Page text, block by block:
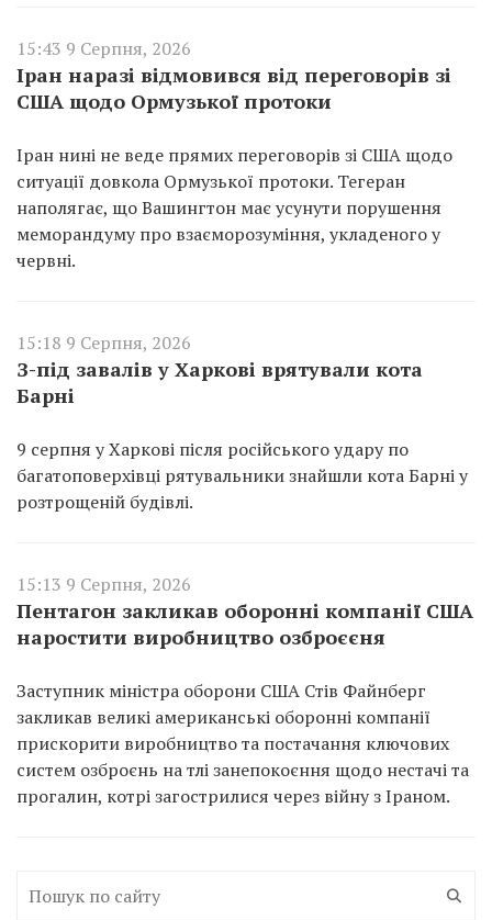
15:43 9 Серпня, 2026
Іран наразі відмовився від переговорів зі
США щодо Ормузької протоки
Іран нині не веде прямих переговорів зі США щодо
ситуації довкола Ормузької протоки. Тегеран
наполягає, що Вашингтон має усунути порушення
меморандуму про взаєморозуміння, укладеного у
червні.
15:18 9 Серпня, 2026
З-під завалів у Харкові врятували кота
Барні
9 серпня у Харкові після російського удару по
багатоповерхівці рятувальники знайшли кота Барні у
розтрощеній будівлі.
15:13 9 Серпня, 2026
Пентагон закликав оборонні компанії США
наростити виробництво озброєєня
Заступник міністра оборони США Стів Файнберг
закликав великі американські оборонні компанії
прискорити виробництво та постачання ключових
систем озброєнь на тлі занепокоєння щодо нестачі та
прогалин, котрі загострилися через війну з Іраном.